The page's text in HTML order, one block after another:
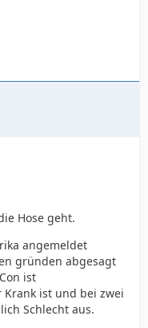
Hose geht.
angemeldet
gründen abgesagt
ist
ist und bei zwei
Schlecht aus.